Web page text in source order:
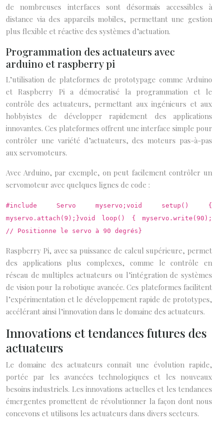
de nombreuses interfaces sont désormais accessibles à
distance via des appareils mobiles, permettant une gestion
plus flexible et réactive des systèmes d’actuation.
Programmation des actuateurs avec
arduino et raspberry pi
L’utilisation de plateformes de prototypage comme Arduino
et Raspberry Pi a démocratisé la programmation et le
contrôle des actuateurs, permettant aux ingénieurs et aux
hobbyistes de développer rapidement des applications
innovantes. Ces plateformes offrent une interface simple pour
contrôler une variété d’actuateurs, des moteurs pas-à-pas
aux servomoteurs.
Avec Arduino, par exemple, on peut facilement contrôler un
servomoteur avec quelques lignes de code :
#include Servo myservo;void setup() {
myservo.attach(9);}void loop() { myservo.write(90);
// Positionne le servo à 90 degrés}
Raspberry Pi, avec sa puissance de calcul supérieure, permet
des applications plus complexes, comme le contrôle en
réseau de multiples actuateurs ou l’intégration de systèmes
de vision pour la robotique avancée. Ces plateformes facilitent
l’expérimentation et le développement rapide de prototypes,
accélérant ainsi l’innovation dans le domaine des actuateurs.
Innovations et tendances futures des
actuateurs
Le domaine des actuateurs connaît une évolution rapide,
portée par les avancées technologiques et les nouveaux
besoins industriels. Les innovations actuelles et les tendances
émergentes promettent de révolutionner la façon dont nous
concevons et utilisons les actuateurs dans divers secteurs.